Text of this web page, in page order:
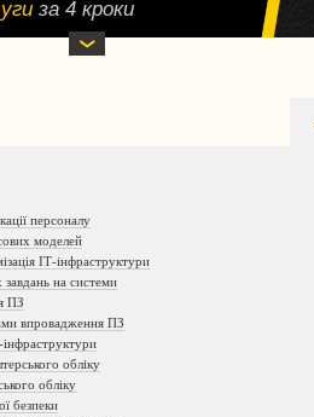
за 4 кроки
персоналу
моделей
ІТ-інфраструктури
завдань на системи
ПЗ
впровадження ПЗ
обліку
обліку
безпеки